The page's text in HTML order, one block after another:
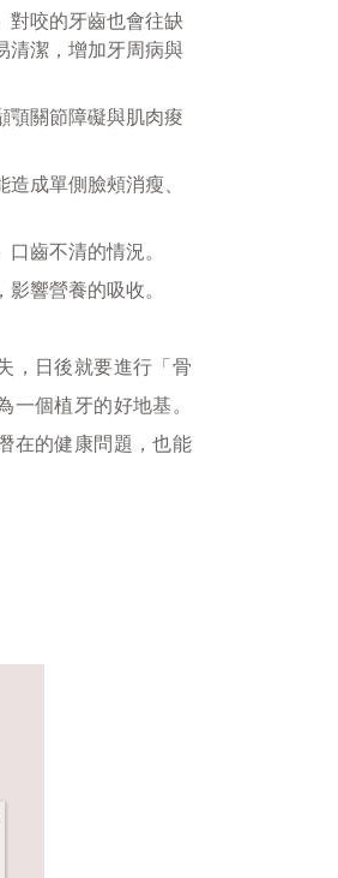
對咬的牙齒也會往缺
清潔，增加牙周病與
顎關節障礙與肌肉痠
成單側臉頰消瘦、
齒不清的情況。
響營養的吸收。
，日後就要進行「骨
個植牙的好地基。
在的健康問題，也能